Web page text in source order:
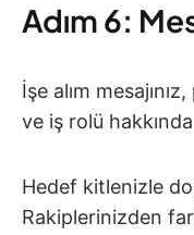
Adım 6:
İşe alım
ve iş rolü
Hedef kitlenizle
Rakiplerinizden